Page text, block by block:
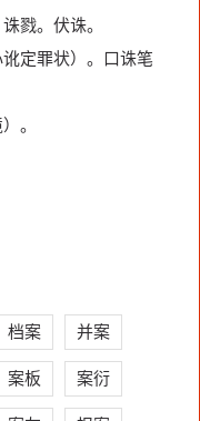
戮。伏诛。
定罪状）。口诛笔
。
档案 并案
案板 案衍